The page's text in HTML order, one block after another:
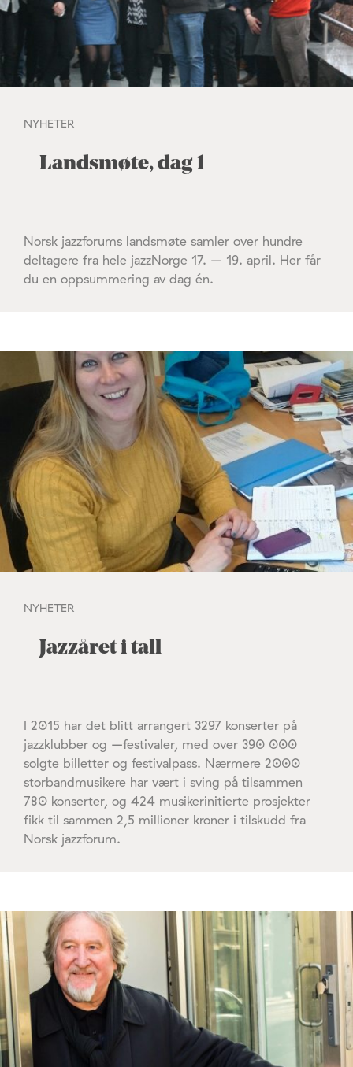
NYHETER
Landsmøte, dag 1
Norsk jazzforums landsmøte samler over hundre
deltagere fra hele jazzNorge 17. – 19. april. Her får
du en oppsummering av dag én.
NYHETER
Jazzåret i tall
I 2015 har det blitt arrangert 3297 konserter på
jazzklubber og –festivaler, med over 390 000
solgte billetter og festivalpass. Nærmere 2000
storbandmusikere har vært i sving på tilsammen
780 konserter, og 424 musikerinitierte prosjekter
fikk til sammen 2,5 millioner kroner i tilskudd fra
Norsk jazzforum.